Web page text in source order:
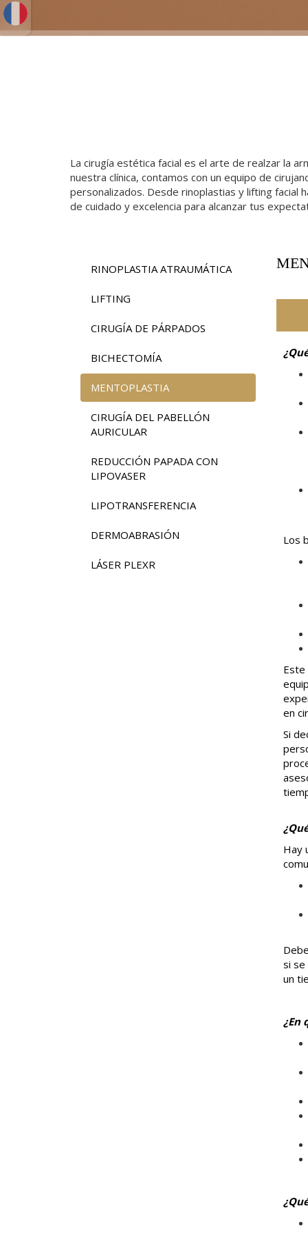
La cirugía estética facial es el arte de realzar la
nuestra clínica, contamos con un equipo de
personalizados. Desde rinoplastias y lifting facial
de cuidado y excelencia para alcanzar tus
RINOPLASTIA ATRAUMÁTICA
LIFTING
CIRUGÍA DE PÁRPADOS
BICHECTOMÍA
MENTOPLASTIA
CIRUGÍA DEL PABELLÓN
AURICULAR
REDUCCIÓN PAPADA CON
LIPOVASER
LIPOTRANSFERENCIA
DERMOABRASIÓN
LÁSER PLEXR
Los
Este
en
Si
Hay
si
un
¿En